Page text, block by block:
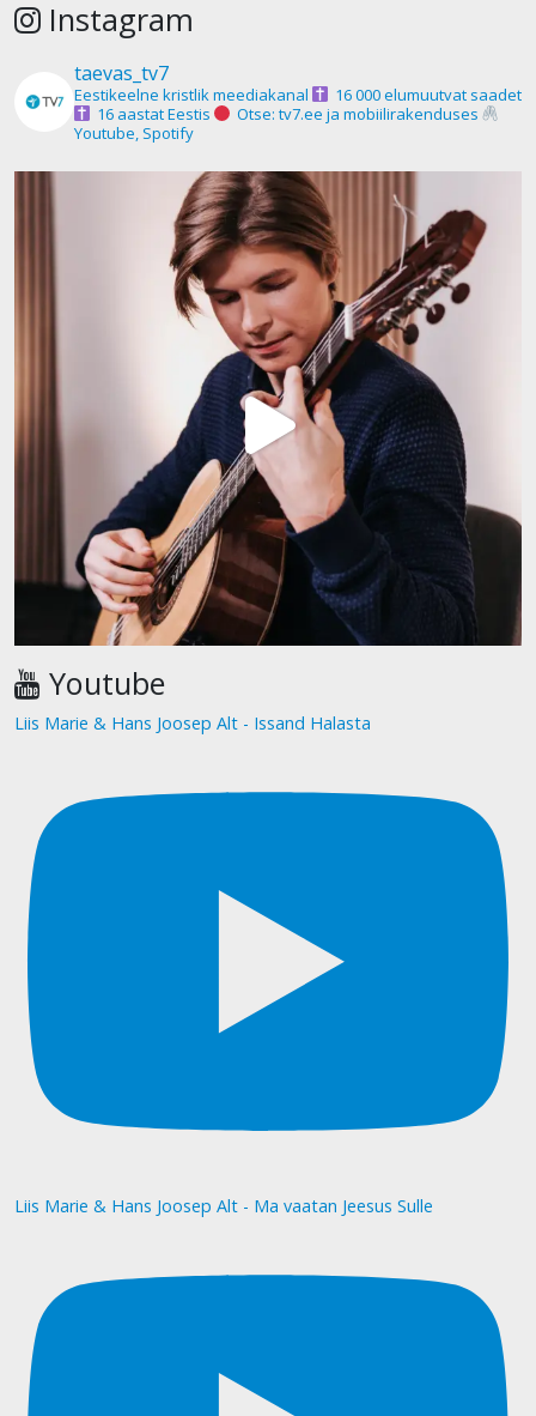
Instagram
taevas_tv7
Eestikeelne kristlik meediakanal
16 000 elumuutvat saadet
16 aastat Eestis
Otse: tv7.ee ja mobiilirakenduses
Youtube, Spotify
Youtube
Liis Marie & Hans Joosep Alt - Issand Halasta
Liis Marie & Hans Joosep Alt - Ma vaatan Jeesus Sulle